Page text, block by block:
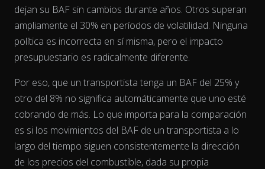
dejan su BAF sin cambios durante años. Otros superan
ampliamente el 30% en períodos de volatilidad. Ninguna
política es incorrecta en sí misma, pero el impacto
presupuestario es radicalmente diferente.
Por eso, que un transportista tenga un BAF del 25% y
otro del 8% no significa automáticamente que uno esté
cobrando de más. Lo que importa para la comparación
es si los movimientos del BAF de un transportista a lo
largo del tiempo siguen consistentemente la dirección
de los precios del combustible, dada su propia